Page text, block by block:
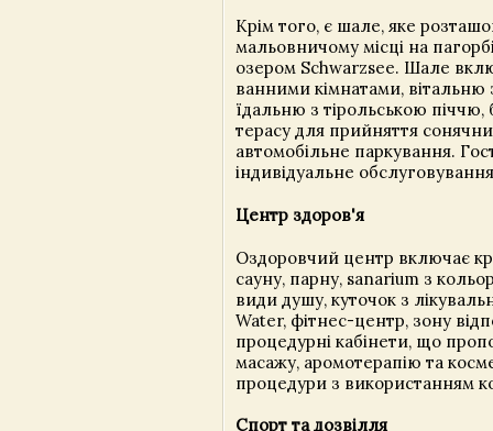
Крім того, є шале, яке
мальовничому місці на
озером Schwarzsee. Шале
ванними кімнатами, вітальню
їдальню з тірольською піччю,
терасу для прийняття
автомобільне паркування.
індивідуальне
Центр здоров'я
Оздоровчий центр включає
сауну, парну, sanarium з
види душу, куточок з
Water, фітнес-центр, зону
процедурні кабінети, що
масажу, аромотерапію та
процедури з використанням
Спорт та дозвілля